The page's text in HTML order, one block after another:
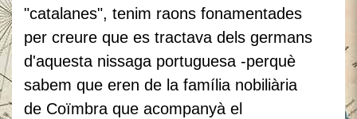
"catalanes", tenim raons fonamentades
per creure que es tractava dels germans
d'aquesta nissaga portuguesa -perquè
sabem que eren de la família nobiliària
de Coïmbra que acompanyà el